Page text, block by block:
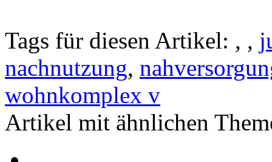
Tags für diesen Artikel: , ,
nachnutzung,
wohnkomplex v
Artikel mit ähnlichen